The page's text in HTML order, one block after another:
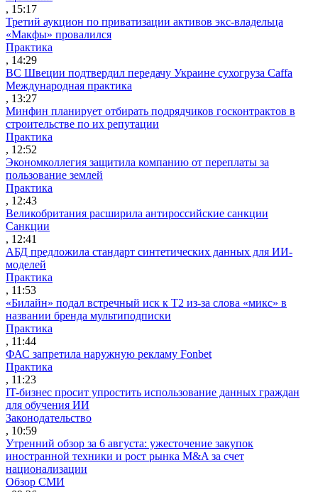
, 15:17
Третий аукцион по приватизации активов экс-владельца
«Макфы» провалился
Практика
, 14:29
ВС Швеции подтвердил передачу Украине сухогруза Caffa
Международная практика
, 13:27
Минфин планирует отбирать подрядчиков госконтрактов в
строительстве по их репутации
Практика
, 12:52
Экономколлегия защитила компанию от переплаты за
пользование землей
Практика
, 12:43
Великобритания расширила антироссийские санкции
Санкции
, 12:41
АБД предложила стандарт синтетических данных для ИИ-
моделей
Практика
, 11:53
«Билайн» подал встречный иск к Т2 из-за слова «микс» в
названии бренда мультиподписки
Практика
, 11:44
ФАС запретила наружную рекламу Fonbet
Практика
, 11:23
IT-бизнес просит упростить использование данных граждан
для обучения ИИ
Законодательство
, 10:59
Утренний обзор за 6 августа: ужесточение закупок
иностранной техники и рост рынка M&A за счет
национализации
Обзор СМИ